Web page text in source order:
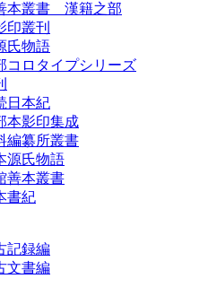
本叢書 漢籍之部
印叢刊
氏物語
コロタイプシリーズ
日本紀
本影印集成
編纂所叢書
源氏物語
善本叢書
書紀
記録編
文書編